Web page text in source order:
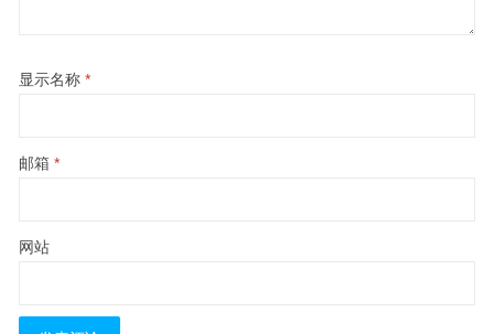
显示名称 *
邮箱 *
网站